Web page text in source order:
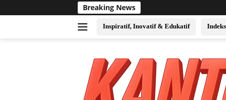
ke
Breaking News Sukses Jadi
Inspiratif, Inovatif & Edukatif Indeks